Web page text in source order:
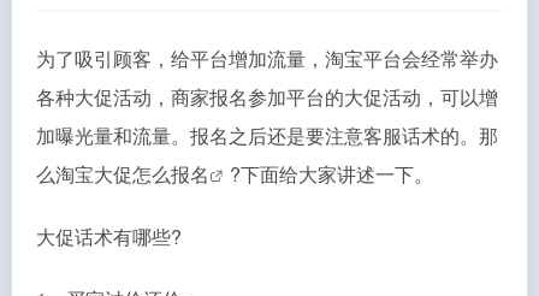
为了吸引顾客，给平台增加流量，淘宝平台会经常举办
各种大促活动，商家报名参加平台的大促活动，可以增
加曝光量和流量。报名之后还是要注意客服话术的。那
么淘宝大促怎么报名 ?下面给大家讲述一下。
大促话术有哪些?